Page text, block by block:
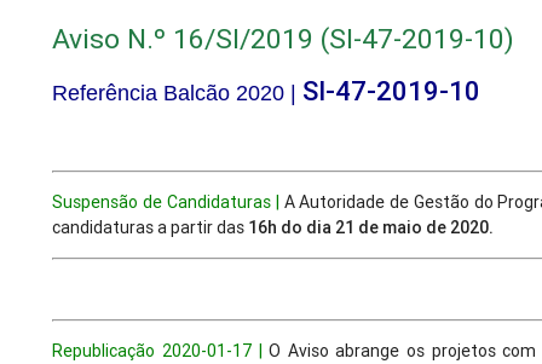
Aviso N.º 16/SI/2019 (SI-47-2019-10)
Referência Balcão 2020 | SI-47-2019-10
Suspensão de Candidaturas | A Autoridade de Gestão do
candidaturas a partir das 16h do dia 21 de maio de 2020.
Republicação 2020-01-17 |O Aviso abrange os projetos